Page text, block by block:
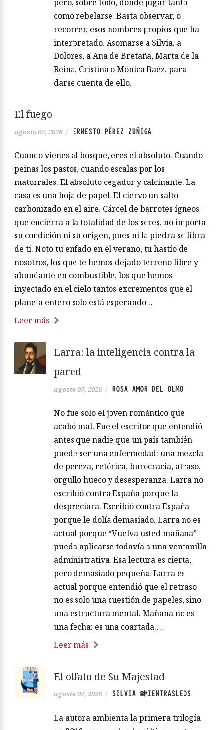
pero, sobre todo, donde jugar tanto
como rebelarse. Basta observar, o
recorrer, esos nombres propios que ha
interpretado. Asomarse a Silvia, a
Dolores, a Ana de Bretaña, Marta de la
Reina, Cristina o Mónica Baéz, para
darse cuenta de ello.
El fuego
agosto 07, 2026 / ERNESTO PÉREZ ZUÑIGA
Cuando vienes al bosque, eres el absoluto. Cuando
peinas los pastos, cuando escalas por los
matorrales. El absoluto cegador y calcinante. La
casa es una hoja de papel. El ciervo un salto
carbonizado en el aire. Cárcel de barrotes ígneos
que encierra a la totalidad de los seres, no importa
su condición ni su origen, pues ni la piedra se libra
de ti. Noto tu enfado en el verano, tu hastío de
nosotros, los que te hemos dejado terreno libre y
abundante en combustible, los que hemos
inyectado en el cielo tantos excrementos que el
planeta entero solo está esperando…
Leer más
Larra: la inteligencia contra la
pared
agosto 07, 2026 / ROSA AMOR DEL OLMO
No fue solo el joven romántico que
acabó mal. Fue el escritor que entendió
antes que nadie que un país también
puede ser una enfermedad: una mezcla
de pereza, retórica, burocracia, atraso,
orgullo hueco y desesperanza. Larra no
escribió contra España porque la
despreciara. Escribió contra España
porque le dolía demasiado. Larra no es
actual porque “Vuelva usted mañana”
pueda aplicarse todavía a una ventanilla
administrativa. Esa lectura es cierta,
pero demasiado pequeña. Larra es
actual porque entendió que el retraso
no es solo una cuestión de papeles, sino
una estructura mental. Mañana no es
una fecha: es una coartada….
Leer más
El olfato de Su Majestad
agosto 07, 2026 / SILVIA @MIENTRASLEOS
La autora ambienta la primera trilogía